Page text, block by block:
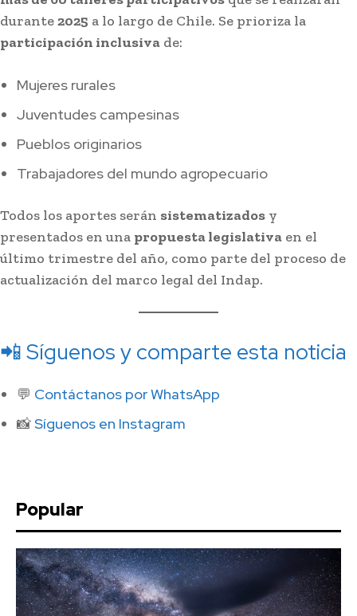
durante2025 a lo largo de Chile. Se prioriza la
participación inclusiva de:
Mujeres rurales
Juventudes campesinas
Pueblos originarios
Trabajadores del mundo agropecuario
Todos los aportes serán sistematizados y
presentados en una propuesta legislativa en el
último trimestre del año, como parte del proceso de
actualización del marco legal del Indap.
📲 Síguenos y comparte esta noticia
💬 Contáctanos por WhatsApp
📸Síguenos en Instagram
Popular